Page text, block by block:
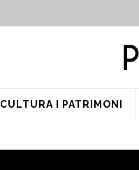
CULTURA I PATRIMONI